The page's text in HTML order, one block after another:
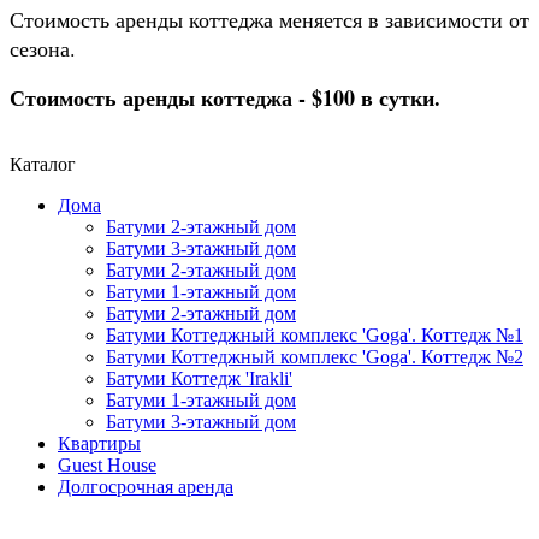
Стоимость аренды коттеджа меняется в зависимости от
сезона.
Стоимость аренды коттеджа - $100 в сутки.
Каталог
Дома
Батуми 2-этажный дом
Батуми 3-этажный дом
Батуми 2-этажный дом
Батуми 1-этажный дом
Батуми 2-этажный дом
Батуми Коттеджный комплекс 'Goga'. Коттедж №1
Батуми Коттеджный комплекс 'Goga'. Коттедж №2
Батуми Коттедж 'Irakli'
Батуми 1-этажный дом
Батуми 3-этажный дом
Квартиры
Guest House
Долгосрочная аренда